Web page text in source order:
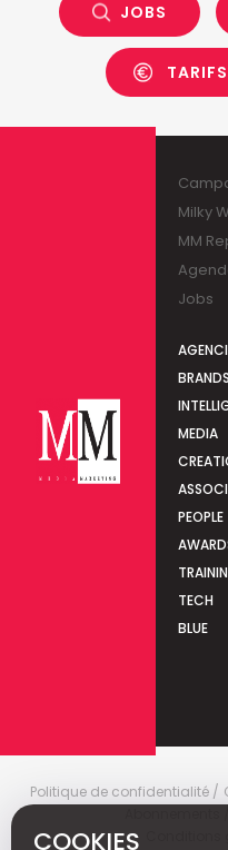
JOBS
Milky
MM
Jobs
BRANDS
MEDIA
PEOPLE
TECH
BLUE
Politique de confidentialité
COOKIES